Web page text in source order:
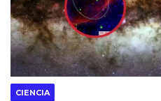
CIENCIA